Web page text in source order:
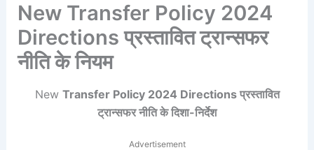
New Transfer Policy 2024
Directions प्रस्तावित ट्रान्सफर
नीति के नियम
New Transfer Policy 2024 Directions प्रस्तावित
ट्रान्सफर नीति के दिशा-निर्देश
Advertisement